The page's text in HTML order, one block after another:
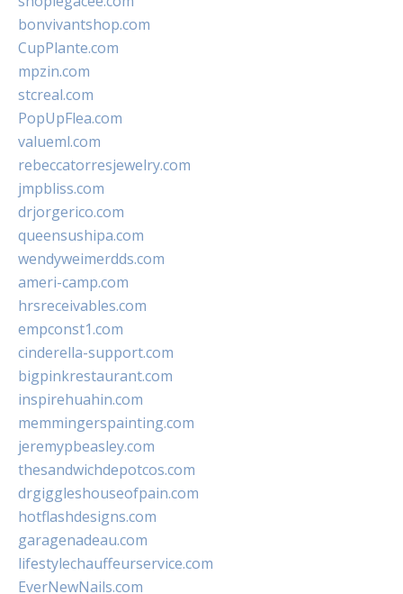
bonvivantshop.com
CupPlante.com
mpzin.com
stcreal.com
PopUpFlea.com
valueml.com
rebeccatorresjewelry.com
jmpbliss.com
drjorgerico.com
queensushipa.com
wendyweimerdds.com
ameri-camp.com
hrsreceivables.com
empconst1.com
cinderella-support.com
bigpinkrestaurant.com
inspirehuahin.com
memmingerspainting.com
jeremypbeasley.com
thesandwichdepotcos.com
drgiggleshouseofpain.com
hotflashdesigns.com
garagenadeau.com
lifestylechauffeurservice.com
EverNewNails.com